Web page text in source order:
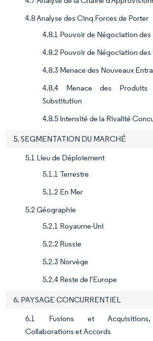
4.8 Analyse des Cinq Forces de Porter
4.8.1 Pouvoir de Négociation des
4.8.2 Pouvoir de Négociation
4.8.3 Menace des Nouveaux
4.8.4 Menace des
Substitution
4.8.5 Intensité de la Rivalité
5. SEGMENTATION DU MARCHÉ
5.1 Lieu de Déploiement
5.1.1 Terrestre
5.1.2 En Mer
5.2 Géographie
5.2.1 Royaume-Uni
5.2.2 Russie
5.2.3 Norvège
5.2.4 Reste de l'Europe
6. PAYSAGE CONCURRENTIEL
6.1 Fusions et Acquisitions,
Collaborations et Accords